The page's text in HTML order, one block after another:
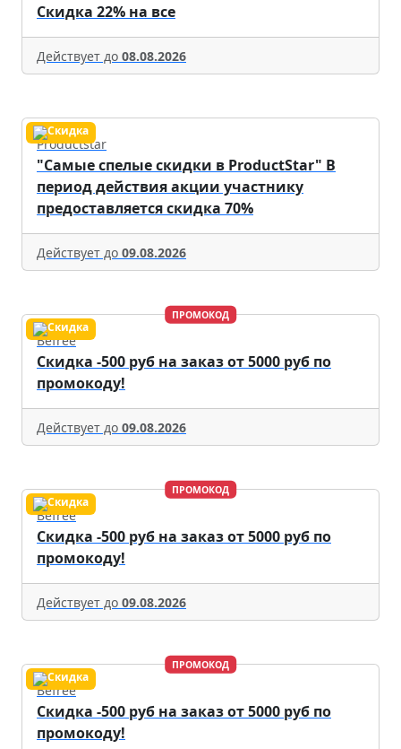
Скидка 22% на все
Действует до 08.08.2026
Productstar
"Самые спелые скидки в ProductStar" В
период действия акции участнику
предоставляется скидка 70%
Действует до 09.08.2026
ПРОМОКОД
Befree
Скидка -500 руб на заказ от 5000 руб по
промокоду!
Действует до 09.08.2026
ПРОМОКОД
Befree
Скидка -500 руб на заказ от 5000 руб по
промокоду!
Действует до 09.08.2026
ПРОМОКОД
Befree
Скидка -500 руб на заказ от 5000 руб по
промокоду!